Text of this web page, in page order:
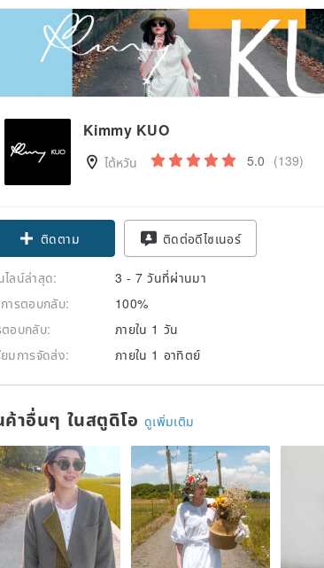
Kimmy KUO
ไต้หวัน 5.0 (139)
ติดตาม ติดต่อดีไซเนอร์
ไลน์ล่าสุด:
3 - 7 วันที่ผ่านมา
การตอบกลับ:
100%
ตอบกลับ:
ภายใน 1 วัน
ยมการจัดส่ง:
ภายใน 1 อาทิตย์
าอื่นๆ ในสตูดิโอ ดูเพิ่มเติม